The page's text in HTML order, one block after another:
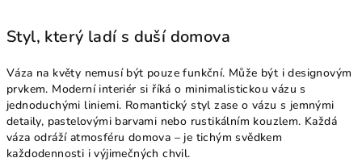
Styl, který ladí s duší domova
Váza na květy nemusí být pouze funkční. Může být i designovým
prvkem. Moderní interiér si říká o minimalistickou vázu s
jednoduchými liniemi. Romantický styl zase o vázu s jemnými
detaily, pastelovými barvami nebo rustikálním kouzlem. Každá
váza odráží atmosféru domova – je tichým svědkem
každodennosti i výjimečných chvil.